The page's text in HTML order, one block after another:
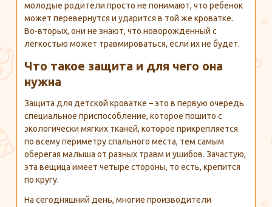
молодые родители просто не понимают, что ребенок
может перевернутся и ударится в той же кроватке.
Во-вторых, они не знают, что новорожденный с
легкостью может травмироваться, если их не будет.
Что такое защита и для чего она
нужна
Защита для детской кроватке – это в первую очередь
специальное приспособление, которое пошито с
экологически мягких тканей, которое прикрепляется
по всему периметру спального места, тем самым
оберегая малыша от разных травм и ушибов. Зачастую,
эта вещица имеет четыре стороны, то есть, крепится
по кругу.
На сегодняшний день, многие производители